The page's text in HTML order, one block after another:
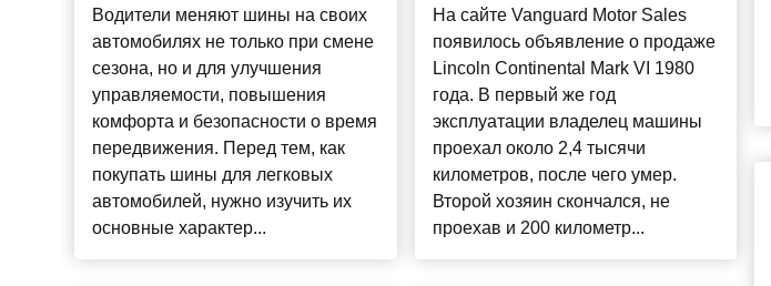
Водители меняют шины на своих
автомобилях не только при смене
сезона, но и для улучшения
управляемости, повышения
комфорта и безопасности о время
передвижения. Перед тем, как
покупать шины для легковых
автомобилей, нужно изучить их
основные характер...
На сайте Vanguard Motor Sales
появилось объявление о продаже
Lincoln Continental Mark VI 1980
года. В первый же год
эксплуатации владелец машины
проехал около 2,4 тысячи
километров, после чего умер.
Второй хозяин скончался, не
проехав и 200 километр...